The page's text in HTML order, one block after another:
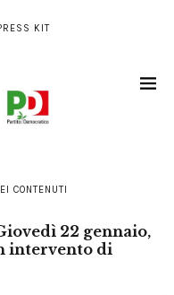
KIT
CONTENUTI
22 gennaio,
intervento di